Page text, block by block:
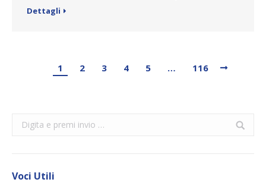
Dettagli
1 2 3 4 5 … 116
Search:
Voci Utili